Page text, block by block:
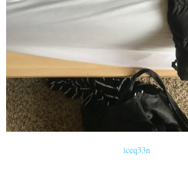
iceq33n